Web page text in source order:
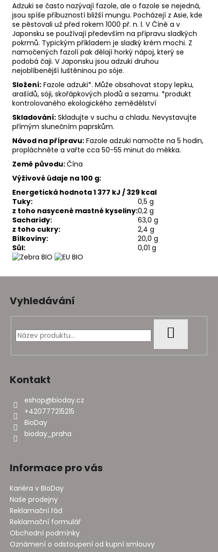
Adzuki se často nazývají fazole, ale o fazole se nejedná,
jsou spíše příbuzností bližší mungu. Pocházejí z Asie, kde
se pěstovali už před rokem 1000 př. n. l. V Číně a v
Japonsku se používají především na přípravu sladkých
pokrmů. Typickým příkladem je sladký krém mochi. Z
namočených fazolí pak dělají horký nápoj, který se
podobá čaji. V Japonsku jsou adzuki druhou
nejoblíbenější luštěninou po sóje.
Složení: Fazole adzuki*. Může obsahovat stopy lepku,
arašídů, sóji, skořápkových plodů a sezamu. *produkt
kontrolovaného ekologického zemědělství
Skladování: Skladujte v suchu a chladu. Nevystavujte
přímým slunečním paprskům.
Návod na přípravu: Fazole adzuki namočte na 5 hodin,
propláchněte a vařte cca 50-55 minut do měkka.
Země původu:Čína
Výživové údaje na 100 g:
Energetická hodnota 1 377 kJ / 329 kcal
Tuky:
0,5 g
z toho nasycené mastné kyseliny:0,2 g
Sacharidy:
63,0 g
z toho cukry:
2,4 g
Bílkoviny:
20,0 g
Sůl:
0,01 g
Vyhledávání
Kontakt
eshop@bioday.cz
+420777215215
BioDay
bioday_praha
Informace pro vás
Kariéra v BioDay
Naše prodejny
Reklamační řád
Reklamační formulář
Obchodní podmínky
Oznámení o odstoupení od kupní smlouvy